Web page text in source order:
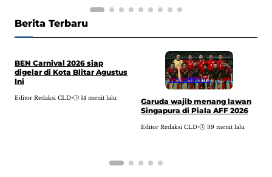
Berita Terbaru
BEN Carnival 2026 siap
digelar di Kota Blitar Agustus
Ini
Editor Redaksi CLD• 14 menit lalu
ArtikelBerita
Garuda wajib menang lawan
Singapura di Piala AFF 2026
Editor Redaksi CLD• 39 menit lalu